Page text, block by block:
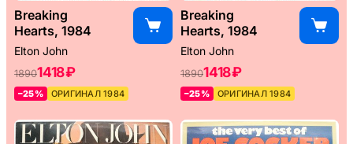
Breaking
Hearts, 1984
Elton John
18901418 ₽
–25% ОРИГИНАЛ 1984
Breaking
Hearts, 1984
Elton John
18901418 ₽
–25% ОРИГИНАЛ 1984